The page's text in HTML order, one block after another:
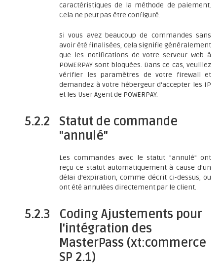
caractéristiques de la méthode de paiement.
Cela ne peut pas être configuré.
Si vous avez beaucoup de commandes sans
avoir été finalisées, cela signifie généralement
que les notifications de votre serveur Web à
POWERPAY sont bloquées. Dans ce cas, veuillez
vérifier les paramètres de votre firewall et
demandez à votre hébergeur d'accepter les IP
et les User Agent de POWERPAY.
5.2.2
Statut de commande
"annulé"
Les commandes avec le statut "annulé" ont
reçu ce statut automatiquement à cause d'un
délai d'expiration, comme décrit ci-dessus, ou
ont été annulées directement par le client.
5.2.3
Coding Ajustements pour
l'intégration des
MasterPass (xt:commerce
SP 2.1)